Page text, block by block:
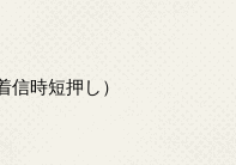
時短押し）